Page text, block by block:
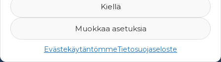
Kiellä
Muokkaa asetuksia
EvästekäytäntömmeTietosuojaseloste
© 2007-2026 Suomen Riskienhallintayhdistys ry -Yksityisyys ja
rekisteriseloste-Web Design Mediaani